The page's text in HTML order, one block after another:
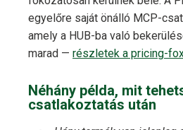
egyelőre saját önálló MCP-
amely a HUB-ba való
marad — részletek a pricing-
Néhány példa, mit
csatlakoztatás után